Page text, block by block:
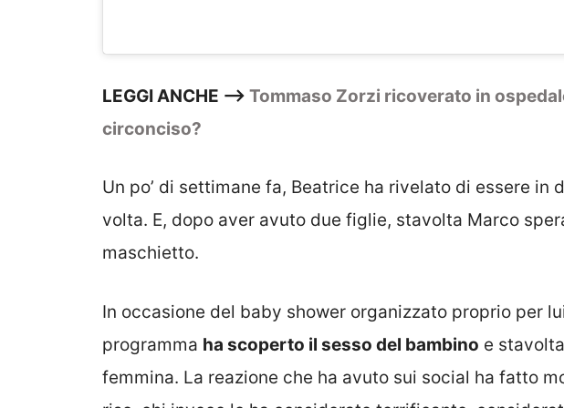
LEGGI ANCHE –> Tommaso Zorzi ricoverato in
circonciso?
Un po’ di settimane fa, Beatrice ha rivelato di essere in
volta. E, dopo aver avuto due figlie, stavolta Marco
maschietto.
In occasione del baby shower organizzato proprio per
programma ha scoperto il sesso del bambino e
femmina. La reazione che ha avuto sui social ha fatto